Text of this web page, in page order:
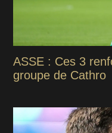
ASSE : Ces 3
groupe de Cathro